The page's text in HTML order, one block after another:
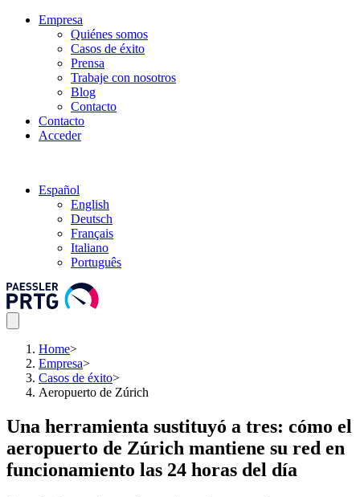
Empresa
Quiénes somos
Casos de éxito
Prensa
Trabaje con nosotros
Blog
Contacto
Contacto
Acceder
Español
English
Deutsch
Français
Italiano
Português
Home>
Empresa>
Casos de éxito>
Aeropuerto de Zúrich
Una herramienta sustituyó a tres: cómo el
aeropuerto de Zúrich mantiene su red en
funcionamiento las 24 horas del día